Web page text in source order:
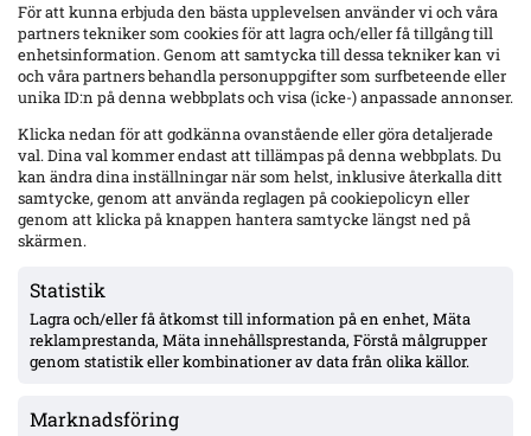
För att kunna erbjuda den bästa upplevelsen använder vi och våra
partners tekniker som cookies för att lagra och/eller få tillgång till
enhetsinformation. Genom att samtycka till dessa tekniker kan vi
och våra partners behandla personuppgifter som surfbeteende eller
unika ID:n på denna webbplats och visa (icke-) anpassade annonser.
Klicka nedan för att godkänna ovanstående eller göra detaljerade
val. Dina val kommer endast att tillämpas på denna webbplats. Du
kan ändra dina inställningar när som helst, inklusive återkalla ditt
samtycke, genom att använda reglagen på cookiepolicyn eller
genom att klicka på knappen hantera samtycke längst ned på
skärmen.
Statistik
Lagra och/eller få åtkomst till information på en enhet, Mäta
reklamprestanda, Mäta innehållsprestanda, Förstå målgrupper
genom statistik eller kombinationer av data från olika källor.
Marknadsföring
Honkavaara bekräftar spelarrörelser i Djurgården – Jawla
lämnar; Manojlovic vill bort; Siltanen väntar rätt bud
Djurgården skiftar i truppen: Kalipha Jawla lämnar och är nära Öster.
Filip Manojlovic vill lämna efter målvaktsvärvningen av Lukas
Jonsson, medan 19-årige Matias Siltanen fortsatt väntar ett bud som
DIF accepterar.